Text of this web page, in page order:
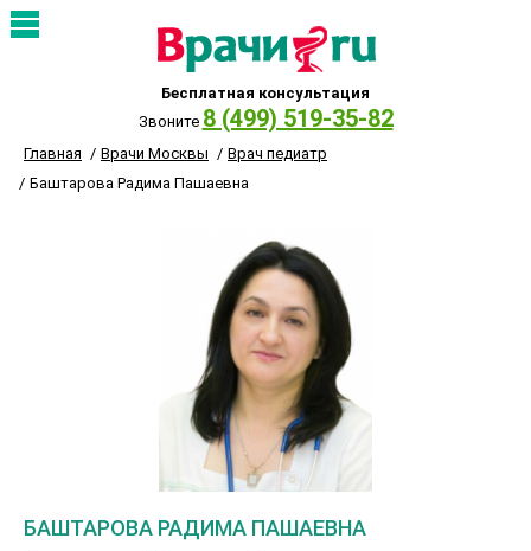
Бесплатная консультация
Звоните 8 (499) 519-35-82
Главная Врачи Москвы
Врач педиатр
Баштарова Радима Пашаевна
БАШТАРОВА РАДИМА ПАШАЕВНА